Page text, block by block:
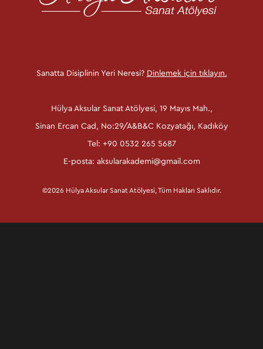
Sanatta Disiplinin Yeri Neresi? Dinlemek için tıklayın.
Hülya Aksular Sanat Atölyesi, 19 Mayıs Mah.,
Sinan Ercan Cad, No:29/A&B&C Kozyatağı, Kadıköy
Tel: +90 0532 265 5687
E-posta: aksularakademi@gmail.com
©2026 Hülya Aksular Sanat Atölyesi, Tüm Hakları Saklıdır.